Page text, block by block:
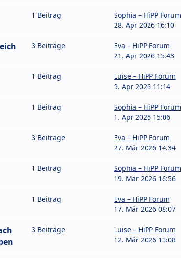
1 Beitrag
Sophia – HiPP Forum
28. Apr 2026 16:10
3 Beiträge
Eva – HiPP Forum
21. Apr 2026 15:43
1 Beitrag
Luise – HiPP Forum
9. Apr 2026 11:14
1 Beitrag
Sophia – HiPP Forum
1. Apr 2026 15:06
3 Beiträge
Eva – HiPP Forum
27. Mär 2026 14:34
1 Beitrag
Sophia – HiPP Forum
19. Mär 2026 16:56
1 Beitrag
Eva – HiPP Forum
17. Mär 2026 08:07
3 Beiträge
Luise – HiPP Forum
12. Mär 2026 13:08